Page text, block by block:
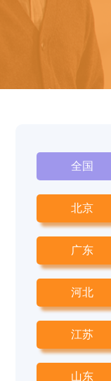
全国
北京
广东
河北
江苏
山东